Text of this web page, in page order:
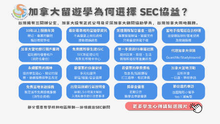
熱門搜尋：
護理 加拿大RO 任意門 遊學團
教育學區
Pathway